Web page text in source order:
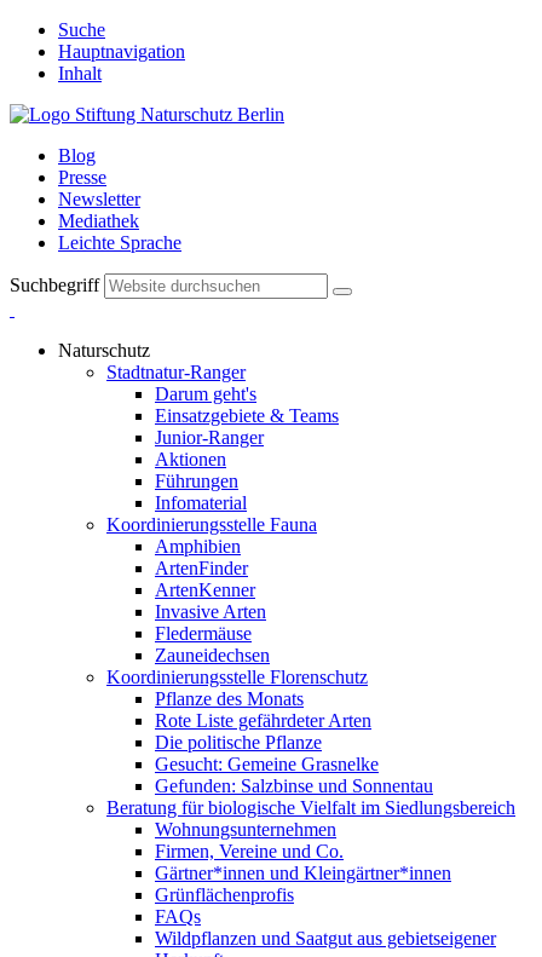
Suche
Hauptnavigation
Inhalt
Blog
Presse
Newsletter
Mediathek
Leichte Sprache
Suchbegriff
Naturschutz
Stadtnatur-Ranger
Darum geht's
Einsatzgebiete & Teams
Junior-Ranger
Aktionen
Führungen
Infomaterial
Koordinierungsstelle Fauna
Amphibien
ArtenFinder
ArtenKenner
Invasive Arten
Fledermäuse
Zauneidechsen
Koordinierungsstelle Florenschutz
Pflanze des Monats
Rote Liste gefährdeter Arten
Die politische Pflanze
Gesucht: Gemeine Grasnelke
Gefunden: Salzbinse und Sonnentau
Beratung für biologische Vielfalt im Siedlungsbereich
Wohnungsunternehmen
Firmen, Vereine und Co.
Gärtner*innen und Kleingärtner*innen
Grünflächenprofis
FAQs
Wildpflanzen und Saatgut aus gebietseigener